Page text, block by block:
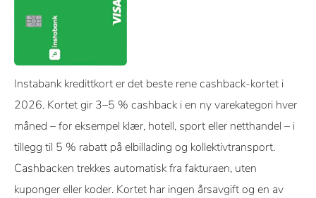
Instabank kredittkort er det beste rene cashback-kortet i
2026. Kortet gir 3–5 % cashback i en ny varekategori hver
måned – for eksempel klær, hotell, sport eller netthandel – i
tillegg til 5 % rabatt på elbillading og kollektivtransport.
Cashbacken trekkes automatisk fra fakturaen, uten
kuponger eller koder. Kortet har ingen årsavgift og en av